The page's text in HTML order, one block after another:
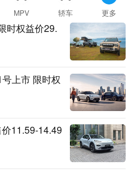
MPV 轿车 更多
时权益价29.
上市 限时权
11.59-14.49